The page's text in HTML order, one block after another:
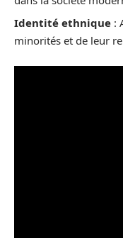
Identité ethnique :
minorités et de leur